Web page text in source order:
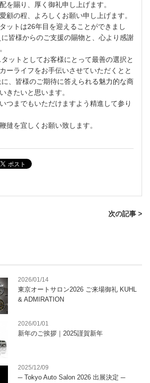
を賜り、厚く御礼申し上げます。
顧の程、よろしくお願い申し上げます。
ットは26年目を迎えることができまし
皆様からのご支援の賜物と、心より感謝
ットとしてお客様にとって最善の選択と
ーライフをお手伝いさせていただくとと
、皆様のご期待に答えられる魅力的な商
きたいと思います。
つまでもいただけますよう精進して参り
撻を宜しくお願い致します。
次の記事 >
2026/01/14
東京オートサロン2026 ご来場御礼 KUHL
& ADMIRATION
2026/01/01
新年のご挨拶｜2025謹賀新年
2025/12/09
─ Tokyo Auto Salon 2026 出展決定 ─